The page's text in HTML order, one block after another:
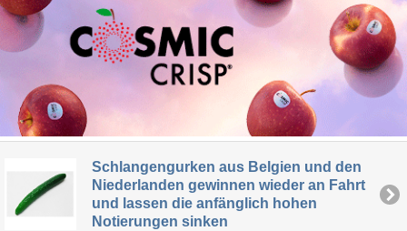
Schlangengurken aus Belgien und den
Niederlanden gewinnen wieder an Fahrt
und lassen die anfänglich hohen
Notierungen sinken